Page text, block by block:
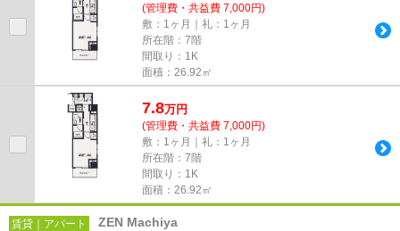
(管理費・共益費 7,000円)
敷：1ヶ月｜礼：1ヶ月
所在階：7階
間取り：1K
面積：26.92㎡
7.8万円
(管理費・共益費 7,000円)
敷：1ヶ月｜礼：1ヶ月
所在階：7階
間取り：1K
面積：26.92㎡
賃貸｜アパート ZEN Machiya